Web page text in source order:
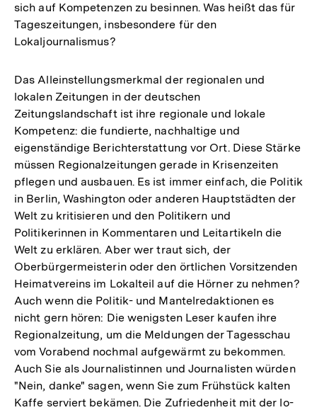
sich auf Kompetenzen zu besinnen. Was heißt das für
Tageszeitungen, insbesondere für den
Lokaljournalismus?
Das Alleinstellungsmerkmal der regionalen und
lokalen Zeitungen in der deutschen
Zeitungslandschaft ist ihre regionale und lokale
Kompetenz: die fundierte, nachhaltige und
eigenständige Berichterstattung vor Ort. Diese Stärke
müssen Regionalzeitungen gerade in Krisenzeiten
pflegen und ausbauen. Es ist immer einfach, die Politik
in Berlin, Washington oder anderen Hauptstädten der
Welt zu kritisieren und den Politikern und
Politikerinnen in Kommentaren und Leitartikeln die
Welt zu erklären. Aber wer traut sich, der
Oberbürgermeisterin oder den örtlichen Vorsitzenden
Heimatvereins im Lokalteil auf die Hörner zu nehmen?
Auch wenn die Politik- und Mantelredaktionen es
nicht gern hören: Die wenigsten Leser kaufen ihre
Regionalzeitung, um die Meldungen der Tagesschau
vom Vorabend nochmal aufgewärmt zu bekommen.
Auch Sie als Journalistinnen und Journalisten würden
"Nein, danke" sagen, wenn Sie zum Frühstück kalten
Kaffe serviert bekämen. Die Zufriedenheit mit der lo-